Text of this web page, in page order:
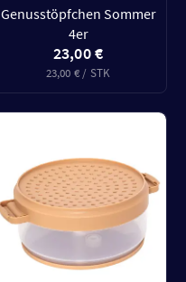
Genusstöpfchen Sommer
4er
23,00 €
23,00 € / STK